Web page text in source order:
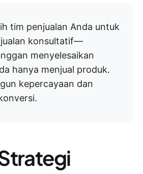
tim penjualan Anda untuk
konsultatif—
menyelesaikan
hanya menjual produk.
kepercayaan dan